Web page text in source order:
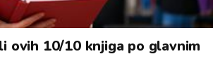
ovih 10/10 knjiga po glavnim